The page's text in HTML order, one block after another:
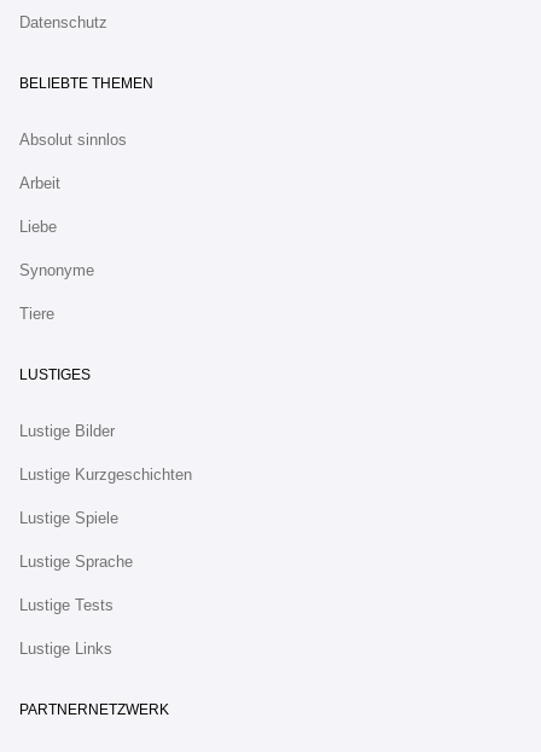
Datenschutz
BELIEBTE THEMEN
Absolut sinnlos
Arbeit
Liebe
Synonyme
Tiere
LUSTIGES
Lustige Bilder
Lustige Kurzgeschichten
Lustige Spiele
Lustige Sprache
Lustige Tests
Lustige Links
PARTNERNETZWERK